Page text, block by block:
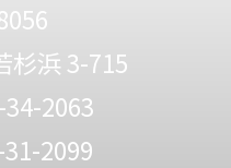
杉浜 3-715
2063
2099